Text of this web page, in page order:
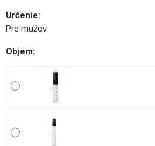
Určenie:
Pre mužov
Objem: